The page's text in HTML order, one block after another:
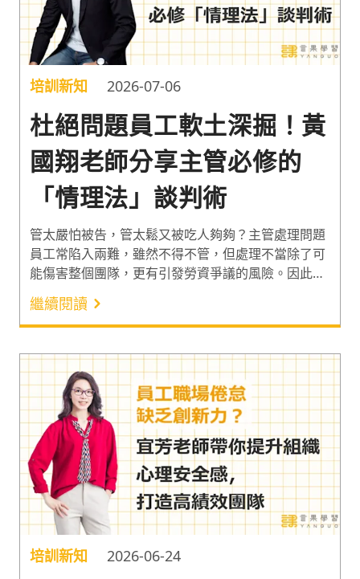
培訓新知 2026-07-06
杜絕問題員工軟土深掘！黃
國翔老師分享主管必修的
「情理法」談判術
管太嚴怕被告，管太鬆又被吃人夠夠？主管處理問題
員工常陷入兩難，雖然不得不管，但處理不當除了可
能傷害整個團隊，更有引發勞資爭議的風險。因此，
在金融與電子業從事教育訓練工作 18 年的黃國翔老
師，分享員工議題處理必懂的「情理法」談判術，和
出勤及工作管理的實戰話術。讓看似針鋒相對的員工
議題，能變成證據與溫度兼具的管理紀錄。
繼續閱讀
培訓新知 2026-06-24